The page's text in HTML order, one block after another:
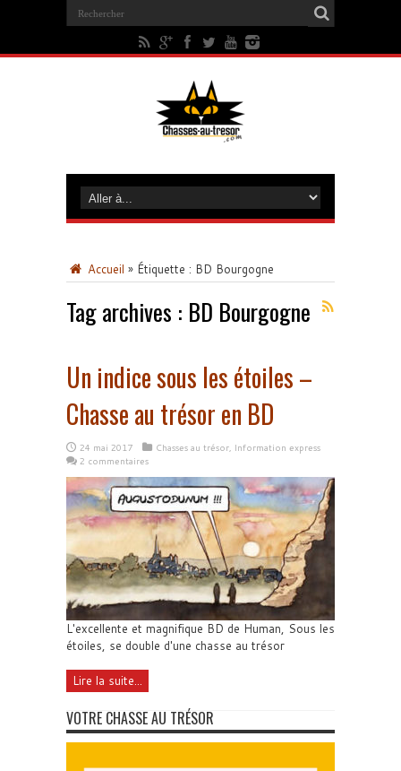
Accueil » Étiquette : BD Bourgogne
Tag archives : BD Bourgogne
Un indice sous les étoiles –
Chasse au trésor en BD
24 mai 2017 Chasses au trésor, Information express
2 commentaires
L'excellente et magnifique BD de Human, Sous les
étoiles, se double d'une chasse au trésor
Lire la suite...
VOTRE CHASSE AU TRÉSOR